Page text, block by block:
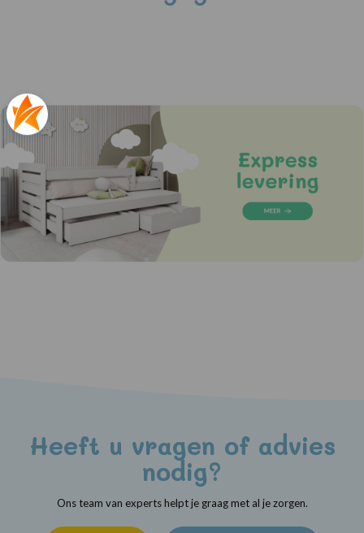
Heeft u vragen of advies
nodig?
Ons team van experts helpt je graag met al je zorgen.